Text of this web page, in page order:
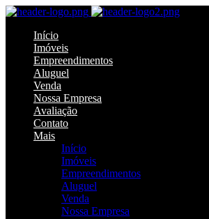
Início
Imóveis
Empreendimentos
Aluguel
Venda
Nossa Empresa
Avaliação
Contato
Mais
Início
Imóveis
Empreendimentos
Aluguel
Venda
Nossa Empresa